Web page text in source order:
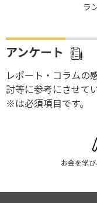
ラ
アンケート
レポート・コラムの
討等に参考にさせて
※は必須項目です。
お金を学